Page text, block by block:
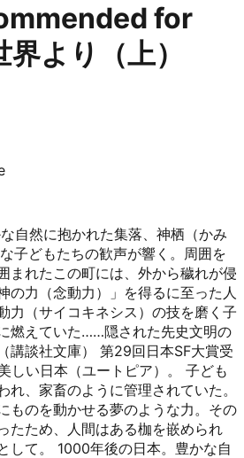
for
界より（上）
自然に抱かれた集落、神栖（かみ
子どもたちの歓声が響く。周囲を
まれたこの町には、外から穢れが侵
の力（念動力）」を得るに至った人
力（サイコキネシス）の技を磨く子
燃えていた……隠された先史文明の
談社文庫） 第29回日本SF大賞受
しい日本（ユートピア）。 子ども
れ、家畜のように管理されていた。
ものを動かせる夢のような力。その
たため、人間はある枷を嵌められ
して。 1000年後の日本。豊かな自